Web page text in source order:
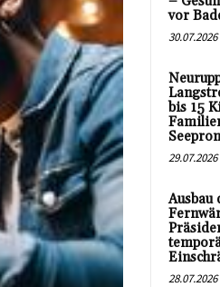
vor
30.07.2026
bis 15
29.07.2026
Ausbau
28.07.2026